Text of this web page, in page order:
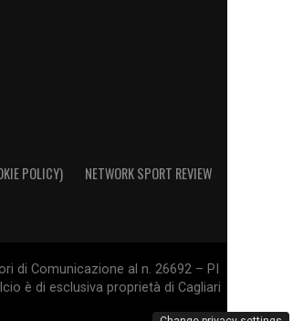
POLICY) NETWORK SPORT REVIEW
di Comunicazione al n. 26692 – PI
è di esclusiva proprietà di Cagliari